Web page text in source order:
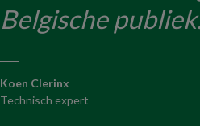
Belgische publiek.
Koen Clerinx
Technisch expert